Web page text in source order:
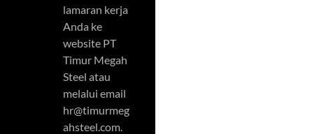
lamaran kerja
Anda ke
website PT
Timur Megah
Steel atau
melalui email
hr@timurmeg
ahsteel.com